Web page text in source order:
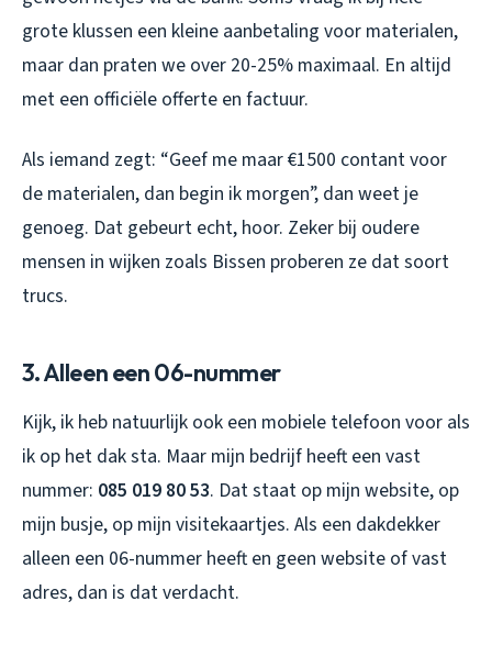
grote klussen een kleine aanbetaling voor materialen,
maar dan praten we over 20-25% maximaal. En altijd
met een officiële offerte en factuur.
Als iemand zegt: “Geef me maar €1500 contant voor
de materialen, dan begin ik morgen”, dan weet je
genoeg. Dat gebeurt echt, hoor. Zeker bij oudere
mensen in wijken zoals Bissen proberen ze dat soort
trucs.
3. Alleen een 06-nummer
Kijk, ik heb natuurlijk ook een mobiele telefoon voor als
ik op het dak sta. Maar mijn bedrijf heeft een vast
nummer: 085 019 80 53. Dat staat op mijn website, op
mijn busje, op mijn visitekaartjes. Als een dakdekker
alleen een 06-nummer heeft en geen website of vast
adres, dan is dat verdacht.